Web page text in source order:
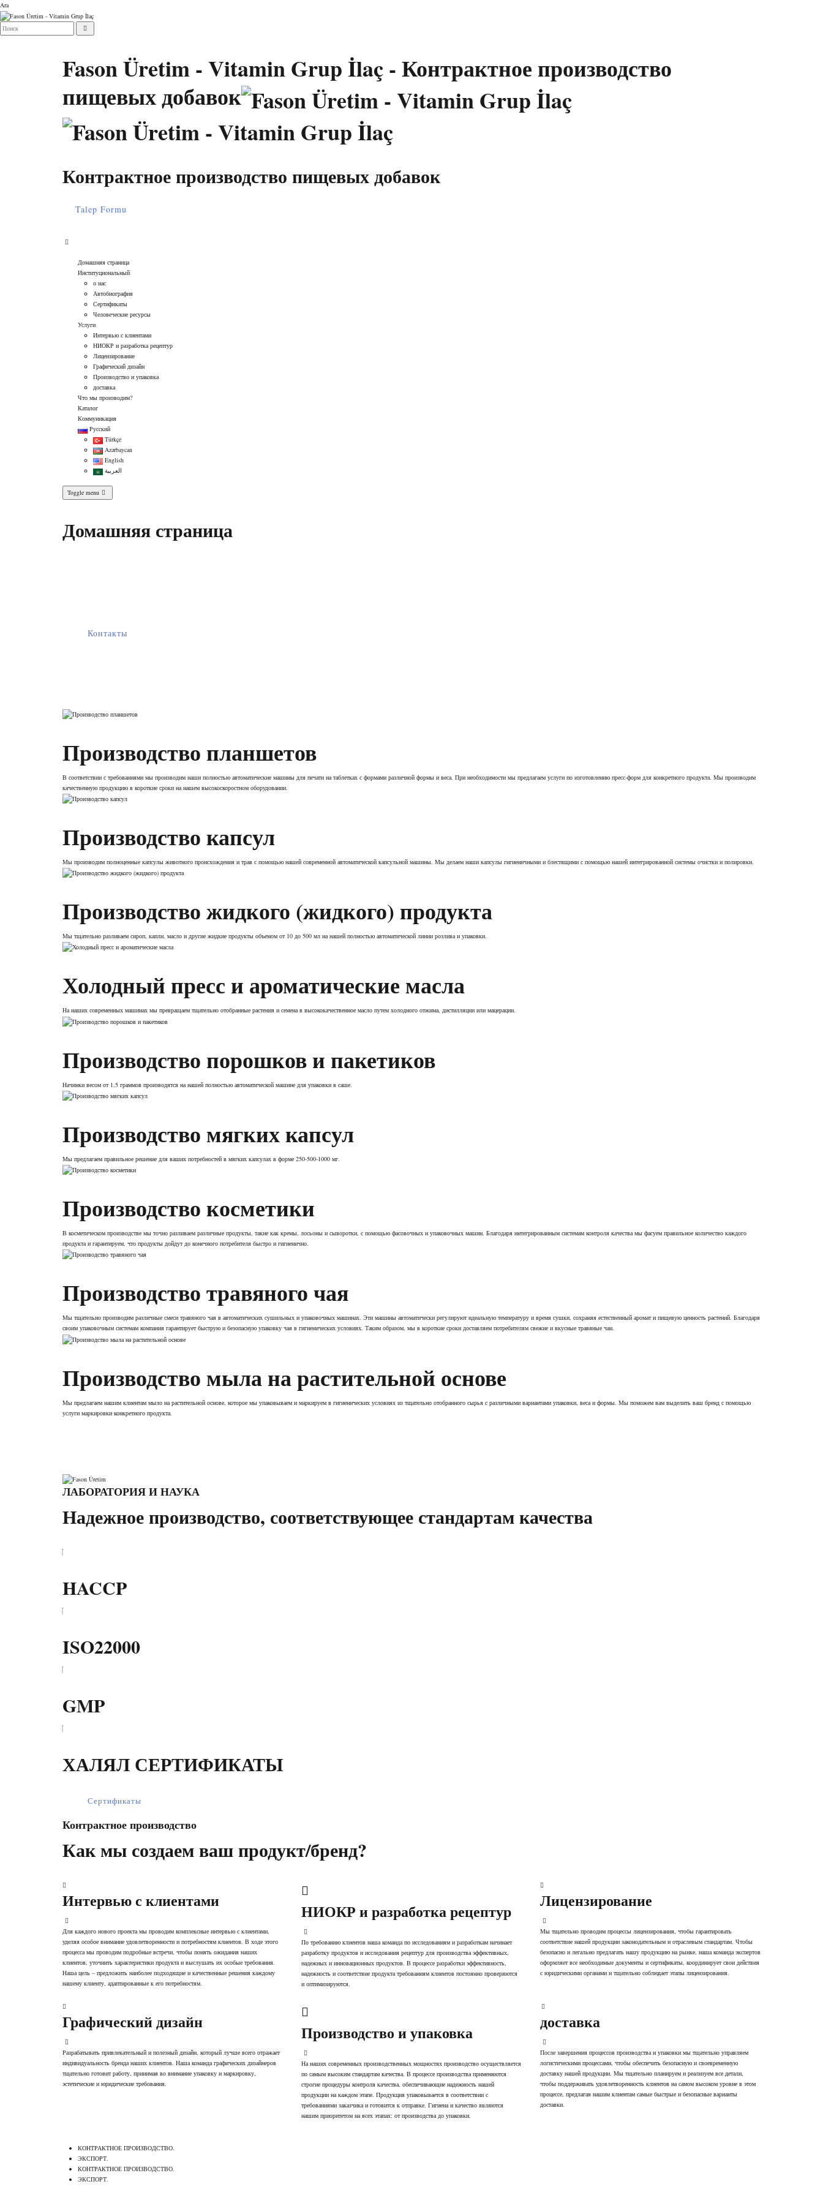
Ara
Fason Üretim - Vitamin Grup İlaç - Контрактное производство
пищевых добавок
Контрактное производство пищевых добавок
Talep Formu
Домашняя страница
Институциональный
о нас
Автобиография
Сертификаты
Человеческие ресурсы
Услуги
Интервью с клиентами
НИОКР и разработка рецептур
Лицензирование
Графический дизайн
Производство и упаковка
доставка
Что мы производим?
Каталог
Коммуникация
Русский
Türkçe
Azərbaycan
English
العربية
Toggle menu
Домашняя страница
Контакты
Производство планшетов
В соответствии с требованиями мы производим наши полностью автоматические машины для печати на таблетках с формами различной формы и веса. При необходимости мы предлагаем услуги по изготовлению пресс-форм для конкретного продукта. Мы производим
качественную продукцию в короткие сроки на нашем высокоскоростном оборудовании.
Производство капсул
Мы производим полноценные капсулы животного происхождения и трав с помощью нашей современной автоматической капсульной машины. Мы делаем наши капсулы гигиеничными и блестящими с помощью нашей интегрированной системы очистки и полировки.
Производство жидкого (жидкого) продукта
Мы тщательно разливаем сироп, капли, масло и другие жидкие продукты объемом от 10 до 500 мл на нашей полностью автоматической линии розлива и упаковки.
Холодный пресс и ароматические масла
На наших современных машинах мы превращаем тщательно отобранные растения и семена в высококачественное масло путем холодного отжима, дистилляции или мацерации.
Производство порошков и пакетиков
Начинки весом от 1,5 граммов производятся на нашей полностью автоматической машине для упаковки в саше.
Производство мягких капсул
Мы предлагаем правильное решение для ваших потребностей в мягких капсулах в форме 250-500-1000 мг.
Производство косметики
В косметическом производстве мы точно разливаем различные продукты, такие как кремы, лосьоны и сыворотки, с помощью фасовочных и упаковочных машин. Благодаря интегрированным системам контроля качества мы фасуем правильное количество каждого
продукта и гарантируем, что продукты дойдут до конечного потребителя быстро и гигиенично.
Производство травяного чая
Мы тщательно производим различные смеси травяного чая в автоматических сушильных и упаковочных машинах. Эти машины автоматически регулируют идеальную температуру и время сушки, сохраняя естественный аромат и пищевую ценность растений. Благодаря
своим упаковочным системам компания гарантирует быструю и безопасную упаковку чая в гигиенических условиях. Таким образом, мы в короткие сроки доставляем потребителям свежие и вкусные травяные чаи.
Производство мыла на растительной основе
Мы предлагаем нашим клиентам мыло на растительной основе, которое мы упаковываем и маркируем в гигиенических условиях из тщательно отобранного сырья с различными вариантами упаковки, веса и формы. Мы поможем вам выделить ваш бренд с помощью
услуги маркировки конкретного продукта.
ЛАБОРАТОРИЯ И НАУКА
Надежное производство, соответствующее стандартам качества
HACCP
ISO22000
GMP
ХАЛЯЛ СЕРТИФИКАТЫ
Сертификаты
Контрактное производство
Как мы создаем ваш продукт/бренд?
Интервью с клиентами
Для каждого нового проекта мы проводим комплексные интервью с клиентами,
уделяя особое внимание удовлетворенности и потребностям клиентов. В ходе этого
процесса мы проводим подробные встречи, чтобы понять ожидания наших
клиентов, уточнить характеристики продукта и выслушать их особые требования.
Наша цель – предложить наиболее подходящие и качественные решения каждому
нашему клиенту, адаптированные к его потребностям.
НИОКР и разработка рецептур
По требованию клиентов наша команда по исследованиям и разработкам начинает
разработку продуктов и исследования рецептур для производства эффективных,
надежных и инновационных продуктов. В процессе разработки эффективность,
надежность и соответствие продукта требованиям клиентов постоянно проверяются
и оптимизируются.
Лицензирование
Мы тщательно проводим процессы лицензирования, чтобы гарантировать
соответствие нашей продукции законодательным и отраслевым стандартам. Чтобы
безопасно и легально предлагать нашу продукцию на рынке, наша команда экспертов
оформляет все необходимые документы и сертификаты, координирует свои действия
с юридическими органами и тщательно соблюдает этапы лицензирования.
Графический дизайн
Разрабатывать привлекательный и полезный дизайн, который лучше всего отражает
индивидуальность бренда наших клиентов. Наша команда графических дизайнеров
тщательно готовит работу, принимая во внимание упаковку и маркировку,
эстетические и юридические требования.
Производство и упаковка
На наших современных производственных мощностях производство осуществляется
по самым высоким стандартам качества. В процессе производства применяются
строгие процедуры контроля качества, обеспечивающие надежность нашей
продукции на каждом этапе. Продукция упаковывается в соответствии с
требованиями заказчика и готовится к отправке. Гигиена и качество являются
нашим приоритетом на всех этапах: от производства до упаковки.
доставка
После завершения процессов производства и упаковки мы тщательно управляем
логистическими процессами, чтобы обеспечить безопасную и своевременную
доставку нашей продукции. Мы тщательно планируем и реализуем все детали,
чтобы поддерживать удовлетворенность клиентов на самом высоком уровне в этом
процессе, предлагая нашим клиентам самые быстрые и безопасные варианты
доставки.
КОНТРАКТНОЕ ПРОИЗВОДСТВО.
ЭКСПОРТ.
КОНТРАКТНОЕ ПРОИЗВОДСТВО.
ЭКСПОРТ.